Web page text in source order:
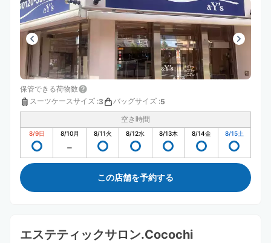
dates.
dates.
保管できる荷物数
スーツケースサイズ :3 バッグサイズ :5
空き時間
8/9日 8/10月 8/11火 8/12水 8/13木 8/14金 8/15土
この店舗を予約する
エステティックサロン.Cocochi